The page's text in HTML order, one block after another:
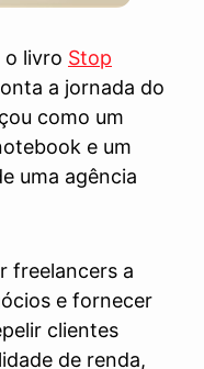
o livro Stop
a jornada do
como um
e um
uma agência
freelancers a
e fornecer
clientes
de renda,